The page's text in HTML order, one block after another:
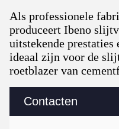
Contacten
Als professionele
produceert Ibeno
uitstekende
ideaal zijn voor de
roetblazer van